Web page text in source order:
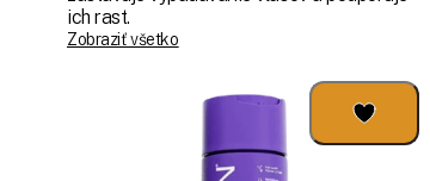
ich rast.
Zobraziť všetko